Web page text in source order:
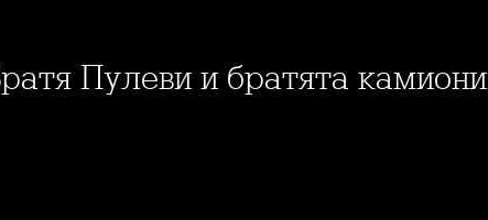
Братя Пулеви и братята камиони